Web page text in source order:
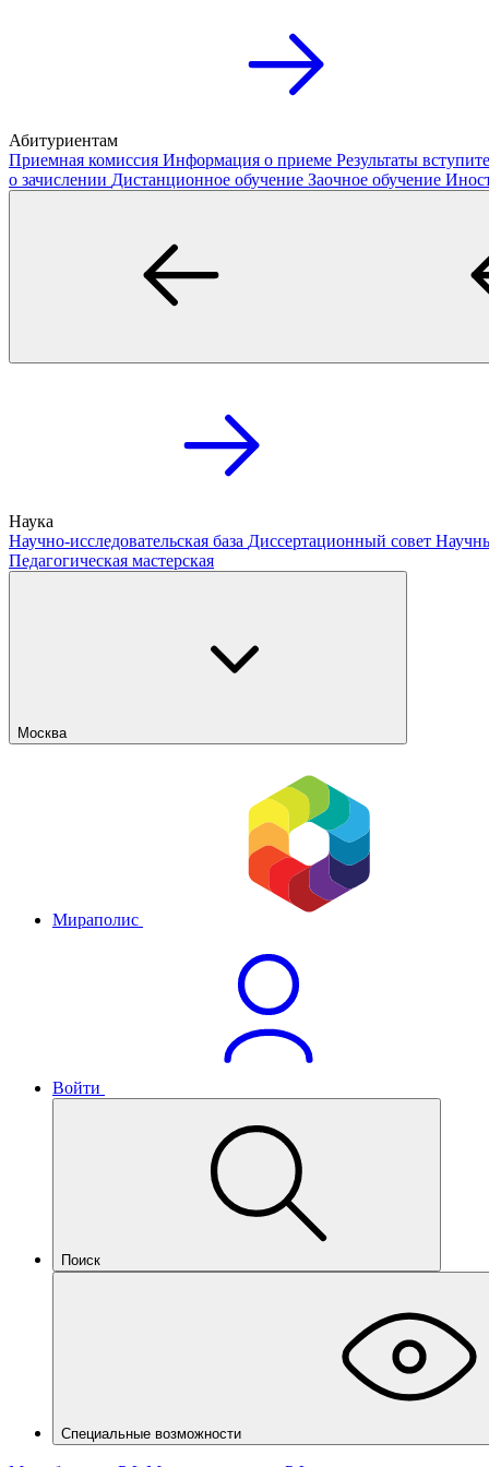
Абитуриентам
Приемная комиссия Информация о приеме Результаты
о зачислении Дистанционное обучение Заочное обучение
Наука
Научно-исследовательская база Диссертационный совет
Педагогическая мастерская
Москва
Мираполис
Войти
Поиск
Специальные возможности